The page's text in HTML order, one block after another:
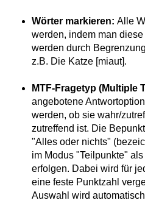
Wörter markieren: Alle
werden, indem man
werden durch
z.B. Die Katze [miaut].
MTF-Fragetyp (Multiple
angebotene
werden, ob sie wahr/
zutreffend ist. Die
"Alles oder nichts"
im Modus "Teilpunkte"
erfolgen. Dabei wird für
eine feste Punktzahl
Auswahl wird